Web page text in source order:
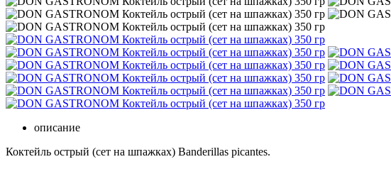
описание
Коктейль острый (сет на шпажках) Banderillas picantes.